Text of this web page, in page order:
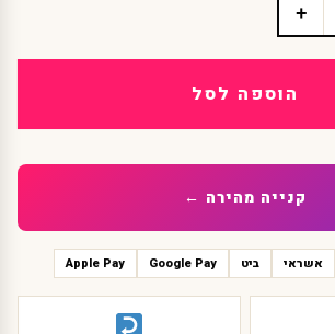
+
הוספה לסל
קנייה מהירה ←
אשראי ביט Google Pay
Apple Pay